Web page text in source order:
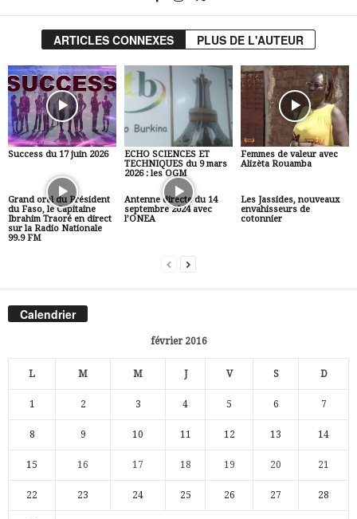
ARTICLES CONNEXES PLUS DE L'AUTEUR
Success du 17 juin 2026
ECHO SCIENCES ET
TECHNIQUES du 9 mars
2026 : les OGM
Femmes de valeur avec
Alizèta Rouamba
Grand oral du Président
du Faso, le Capitaine
Ibrahim Traoré en direct
sur la Radio Nationale
99.9 FM
Antenne directe du 14
septembre 2024 avec
l’ONEA
Les Jassides, nouveaux
envahisseurs de
cotonnier
Calendrier
février 2016
L M M J V S D
1 2 3 4 5 6 7
8 9 10 11 12 13 14
15 16 17 18 19 20 21
22 23 24 25 26 27 28